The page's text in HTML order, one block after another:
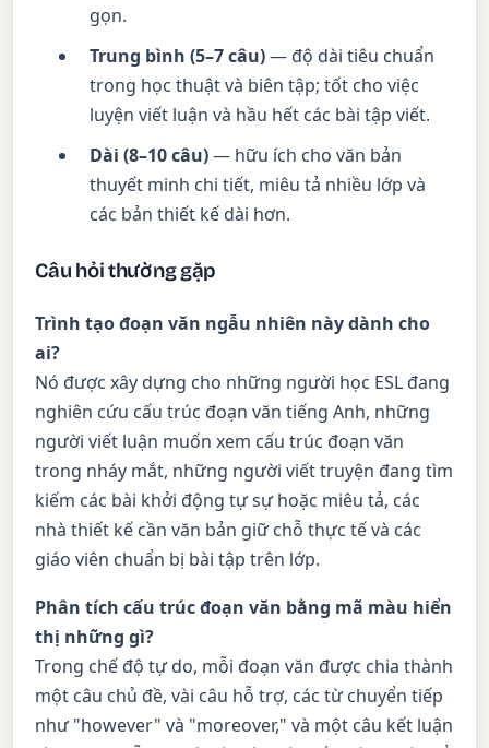
gọn.
Trung bình (5–7 câu)— độ dài tiêu chuẩn
trong học thuật và biên tập; tốt cho việc
luyện viết luận và hầu hết các bài tập viết.
Dài (8–10 câu)— hữu ích cho văn bản
thuyết minh chi tiết, miêu tả nhiều lớp và
các bản thiết kế dài hơn.
Câu hỏi thường gặp
Trình tạo đoạn văn ngẫu nhiên này dành cho
ai?
Nó được xây dựng cho những người học ESL đang
nghiên cứu cấu trúc đoạn văn tiếng Anh, những
người viết luận muốn xem cấu trúc đoạn văn
trong nháy mắt, những người viết truyện đang tìm
kiếm các bài khởi động tự sự hoặc miêu tả, các
nhà thiết kế cần văn bản giữ chỗ thực tế và các
giáo viên chuẩn bị bài tập trên lớp.
Phân tích cấu trúc đoạn văn bằng mã màu hiển
thị những gì?
Trong chế độ tự do, mỗi đoạn văn được chia thành
một câu chủ đề, vài câu hỗ trợ, các từ chuyển tiếp
như "however" và "moreover," và một câu kết luận